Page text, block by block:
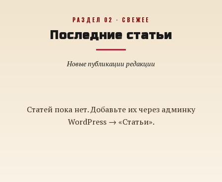
РАЗДЕЛ 02 · СВЕЖЕЕ
Последние статьи
Новые публикации редакции
Статей пока нет. Добавьте их через админку
WordPress → «Статьи».